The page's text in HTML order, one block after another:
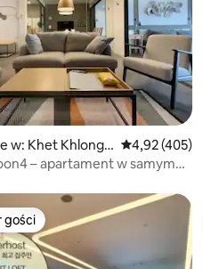
liczba recenzji: 395
w: Khet Khlong T Średnia
4,92 (405)
– apartament w samym
z kategorii Wybór gości
gości